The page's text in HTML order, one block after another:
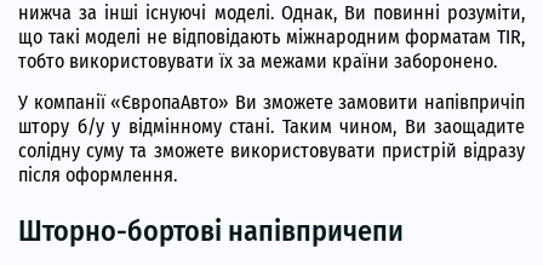
нижча за інші існуючі моделі. Однак, Ви повинні розуміти,
що такі моделі не відповідають міжнародним форматам TIR,
тобто використовувати їх за межами країни заборонено.
У компанії «ЄвропаАвто» Ви зможете замовити напівпричіп
штору б/у у відмінному стані. Таким чином, Ви заощадите
солідну суму та зможете використовувати пристрій відразу
після оформлення.
Шторно-бортові напівпричепи